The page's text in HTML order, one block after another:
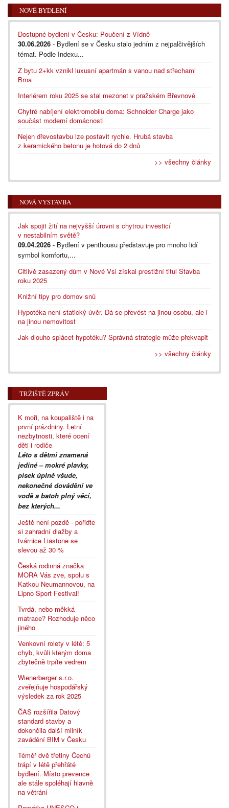
NOVÉ BYDLENÍ
Dostupné bydlení v Česku: Poučení z Vídně
30.06.2026 - Bydlení se v Česku stalo jedním z nejpalčivějších
témat. Podle Indexu...
Z bytu 2+kk vznikl luxusní apartmán s vanou nad střechami
Brna
Interiérem roku 2025 se stal mezonet v pražském Břevnově
Chytré nabíjení elektromobilu doma: Schneider Charge jako
součást moderní domácnosti
Nejen dřevostavbu lze postavit rychle. Hrubá stavba
z keramického betonu je hotová do 2 dnů
>> všechny články
NOVÁ VÝSTAVBA
Jak spojit žití na nejvyšší úrovni s chytrou investicí
v nestabilním světě?
09.04.2026 - Bydlení v penthousu představuje pro mnoho lidí
symbol komfortu,...
Citlivě zasazený dům v Nové Vsi získal prestižní titul Stavba
roku 2025
Knižní tipy pro domov snů
Hypotéka není statický úvěr. Dá se převést na jinou osobu, ale i
na jinou nemovitost
Jak dlouho splácet hypotéku? Správná strategie může překvapit
>> všechny články
TRŽIŠTĚ ZPRÁV
K moři, na koupaliště i na
první prázdniny. Letní
nezbytnosti, které ocení
děti i rodiče
Léto s dětmi znamená
jediné – mokré plavky,
písek úplně všude,
nekonečné dovádění ve
vodě a batoh plný věcí,
bez kterých...
Ještě není pozdě - pořiďte
si zahradní dlažby a
tvárnice Liastone se
slevou až 30 %
Česká rodinná značka
MORA Vás zve, spolu s
Katkou Neumannovou, na
Lipno Sport Festival!
Tvrdá, nebo měkká
matrace? Rozhoduje něco
jiného
Venkovní rolety v létě: 5
chyb, kvůli kterým doma
zbytečně trpíte vedrem
Wienerberger s.r.o.
zveřejňuje hospodářský
výsledek za rok 2025
ČAS rozšířila Datový
standard stavby a
dokončila další milník
zavádění BIM v Česku
Téměř dvě třetiny Čechů
trápí v létě přehřáté
bydlení. Místo prevence
ale stále spoléhají hlavně
na větrání